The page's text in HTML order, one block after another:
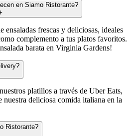
en Siamo Ristorante?
ensaladas frescas y deliciosas, ideales
complemento a tus platos favoritos.
barata en Virginia Gardens!
platillos a través de Uber Eats,
deliciosa comida italiana en la
Ristorante?